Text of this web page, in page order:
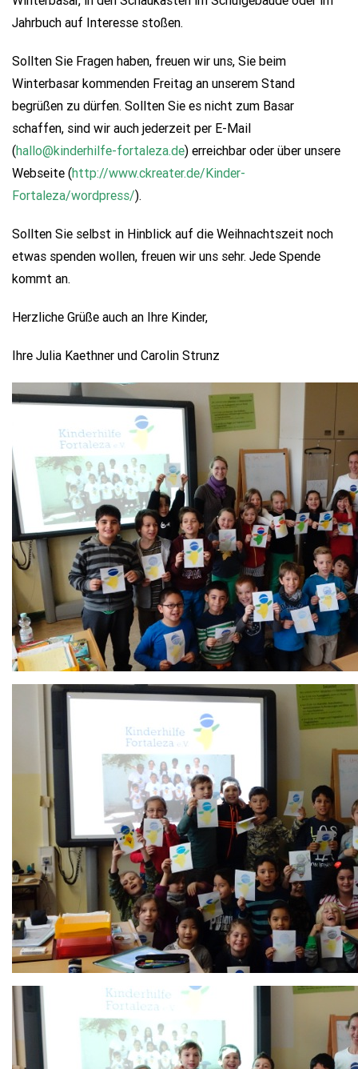
Jahrbuch auf Interesse stoßen.
Sollten Sie Fragen haben, freuen wir uns, Sie beim
Winterbasar kommenden Freitag an unserem Stand
begrüßen zu dürfen. Sollten Sie es nicht zum Basar
schaffen, sind wir auch jederzeit per E-Mail
(hallo@kinderhilfe-fortaleza.de) erreichbar oder über unsere
Webseite (http://www.ckreater.de/Kinder-
Fortaleza/wordpress/).
Sollten Sie selbst in Hinblick auf die Weihnachtszeit noch
etwas spenden wollen, freuen wir uns sehr. Jede Spende
kommt an.
Herzliche Grüße auch an Ihre Kinder,
Ihre Julia Kaethner und Carolin Strunz